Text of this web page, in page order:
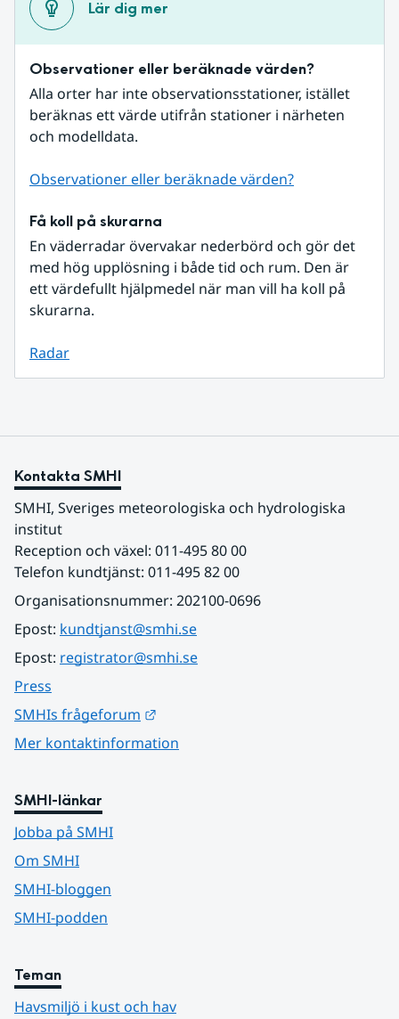
Lär dig mer
Observationer eller beräknade värden?
Alla orter har inte observationsstationer, istället
beräknas ett värde utifrån stationer i närheten
och modelldata.
Observationer eller beräknade värden?
Få koll på skurarna
En väderradar övervakar nederbörd och gör det
med hög upplösning i både tid och rum. Den är
ett värdefullt hjälpmedel när man vill ha koll på
skurarna.
Radar
Kontakta SMHI
SMHI, Sveriges meteorologiska och hydrologiska
institut
Reception och växel: 011-495 80 00
Telefon kundtjänst: 011-495 82 00
Organisationsnummer: 202100-0696
Epost: kundtjanst@smhi.se
Epost: registrator@smhi.se
Press
SMHIs frågeforum
Mer kontaktinformation
SMHI-länkar
Jobba på SMHI
Om SMHI
SMHI-bloggen
SMHI-podden
Teman
Havsmiljö i kust och hav